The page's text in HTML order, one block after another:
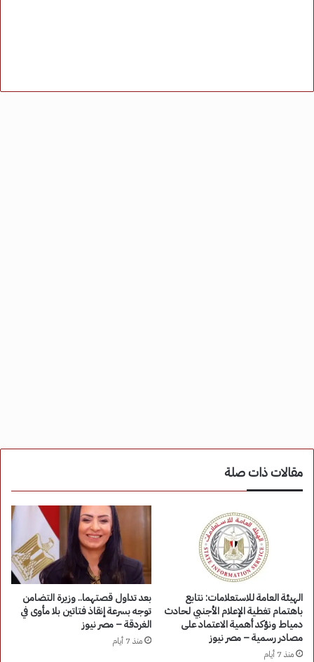
مقالات ذات صلة
الهيئة العامة للاستعلامات: نتابع
باهتمام تغطية الإعلام الأجنبي لحادث
دمياط ونؤكد أهمية الاعتماد على
مصادر رسمية – مصر نيوز
منذ 7 أيام
بعد تداول قصتهما.. وزيرة التضامن
توجه بسرعة إنقاذ فتاتين بلا مأوى في
الغردقة – مصر نيوز
منذ 7 أيام